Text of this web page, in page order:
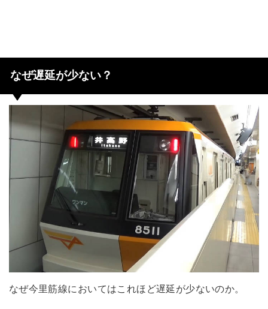
なぜ遅延が少ない？
なぜ今里筋線においてはこれほど遅延が少ないのか。